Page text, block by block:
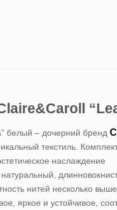
белый – дочерний бренд
текстиль.
наслаждение
нитей несколько
яркое и устойчивое,